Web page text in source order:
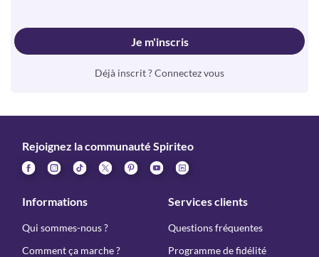
Je m'inscris
Déjà inscrit ? Connectez vous
Rejoignez la communauté Spiriteo
Informations
Qui sommes-nous ?
Comment ça marche ?
Services clients
Questions fréquentes
Programme de fidélité